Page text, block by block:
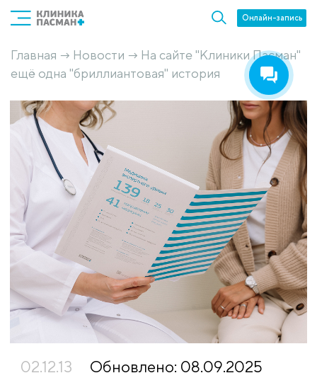
Онлайн-запись
Главная → Новости → На сайте "Клиники Пасман"
ещё одна "бриллиантовая" история
02.12.13 Обновлено: 08.09.2025